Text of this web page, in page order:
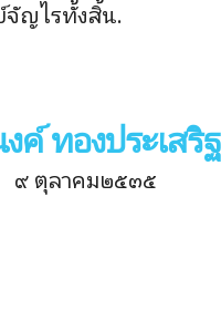
จัญไรทั้งสิ้น.
ค์ ทองประเสริฐ
๙ ตุลาคม๒๕๓๕